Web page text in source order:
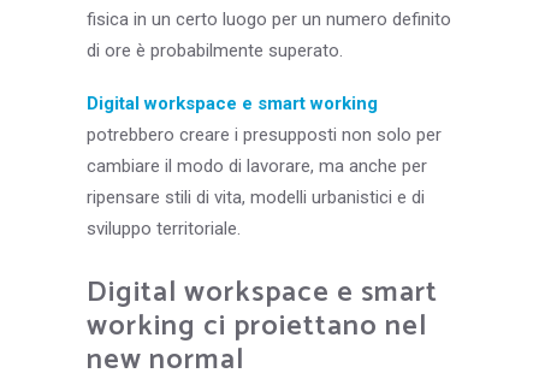
fisica in un certo luogo per un numero definito
di ore è probabilmente superato.
Digital workspace e smart working
potrebbero creare i presupposti non solo per
cambiare il modo di lavorare, ma anche per
ripensare stili di vita, modelli urbanistici e di
sviluppo territoriale.
Digital workspace e smart
working ci proiettano nel
new normal